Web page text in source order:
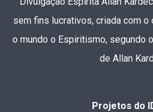
sem fins lucrativos, criada com o
o mundo o Espiritismo, segundo
de Allan
Projetos do